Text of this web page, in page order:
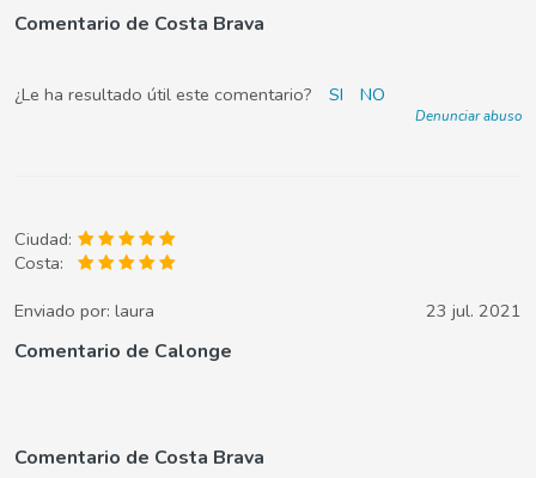
Comentario de Costa Brava
¿Le ha resultado útil este comentario? SI NO
Denunciar abuso
Ciudad:
Costa:
Enviado por: laura 23 jul. 2021
Comentario de Calonge
Comentario de Costa Brava